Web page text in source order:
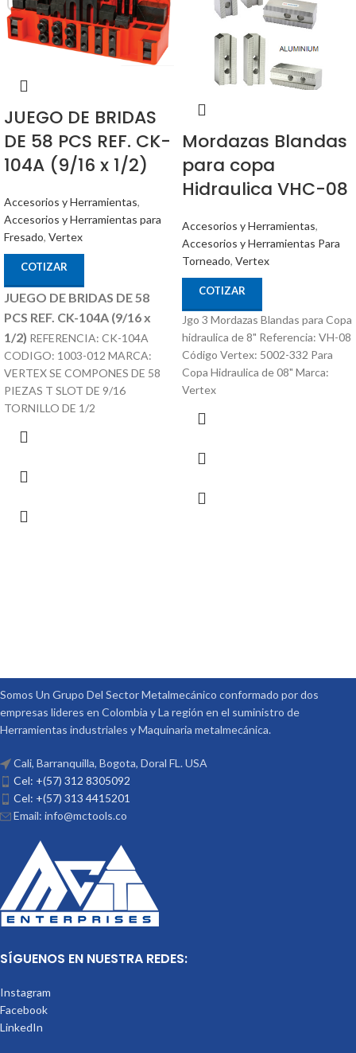
JUEGO DE BRIDAS
DE 58 PCS REF. CK-
104A (9/16 x 1/2)
Accesorios y Herramientas,
Accesorios y Herramientas para
Fresado, Vertex
COTIZAR
JUEGO DE BRIDAS DE 58
PCS REF. CK-104A (9/16 x
1/2) REFERENCIA: CK-104A
CODIGO: 1003-012 MARCA:
VERTEX SE COMPONES DE 58
PIEZAS T SLOT DE 9/16
TORNILLO DE 1/2
Mordazas Blandas
para copa
Hidraulica VHC-08
Accesorios y Herramientas,
Accesorios y Herramientas Para
Torneado, Vertex
COTIZAR
Jgo 3 Mordazas Blandas para Copa
hidraulica de 8" Referencia: VH-08
Código Vertex: 5002-332 Para
Copa Hidraulica de 08" Marca:
Vertex
Somos Un Grupo Del Sector Metalmecánico conformado por dos
empresas lideres en Colombia y La región en el suministro de
Herramientas industriales y Maquinaria metalmecánica.
Cali, Barranquilla, Bogota, Doral FL. USA
Cel: +(57) 312 8305092
Cel: +(57) 313 4415201
Email: info@mctools.co
SÍGUENOS EN NUESTRA REDES:
Instagram
Facebook
LinkedIn